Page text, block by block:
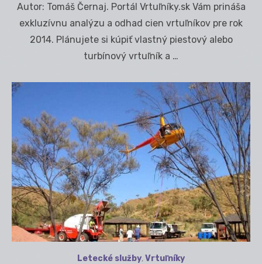
Autor: Tomáš Černaj. Portál Vrtuľníky.sk Vám prináša
exkluzívnu analýzu a odhad cien vrtuľníkov pre rok
2014. Plánujete si kúpiť vlastný piestový alebo
turbínový vrtuľník a …
Letecké služby,Vrtuľníky